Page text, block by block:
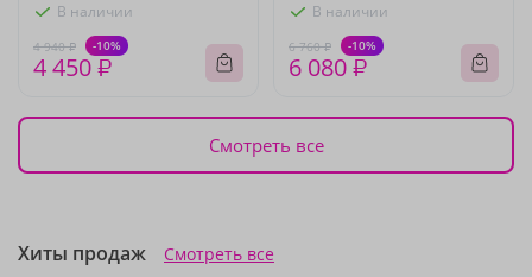
В наличии
4 940 ₽ -10%
4 450 ₽
В наличии
6 760 ₽ -10%
6 080 ₽
Смотреть все
Хиты продаж Смотреть все